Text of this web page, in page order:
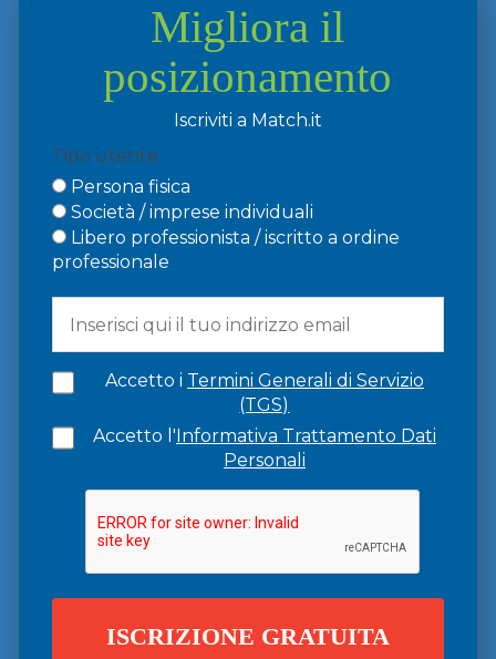
Migliora il
posizionamento
Iscriviti a Match.it
Tipo utente
Persona fisica
Società / imprese individuali
Libero professionista / iscritto a ordine
professionale
Accetto i Termini Generali di Servizio
(TGS)
Accetto l'Informativa Trattamento Dati
Personali